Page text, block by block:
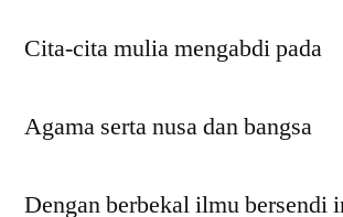
Cita-cita mulia mengabdi pada
Agama serta nusa dan bangsa
Dengan berbekal ilmu bersendi